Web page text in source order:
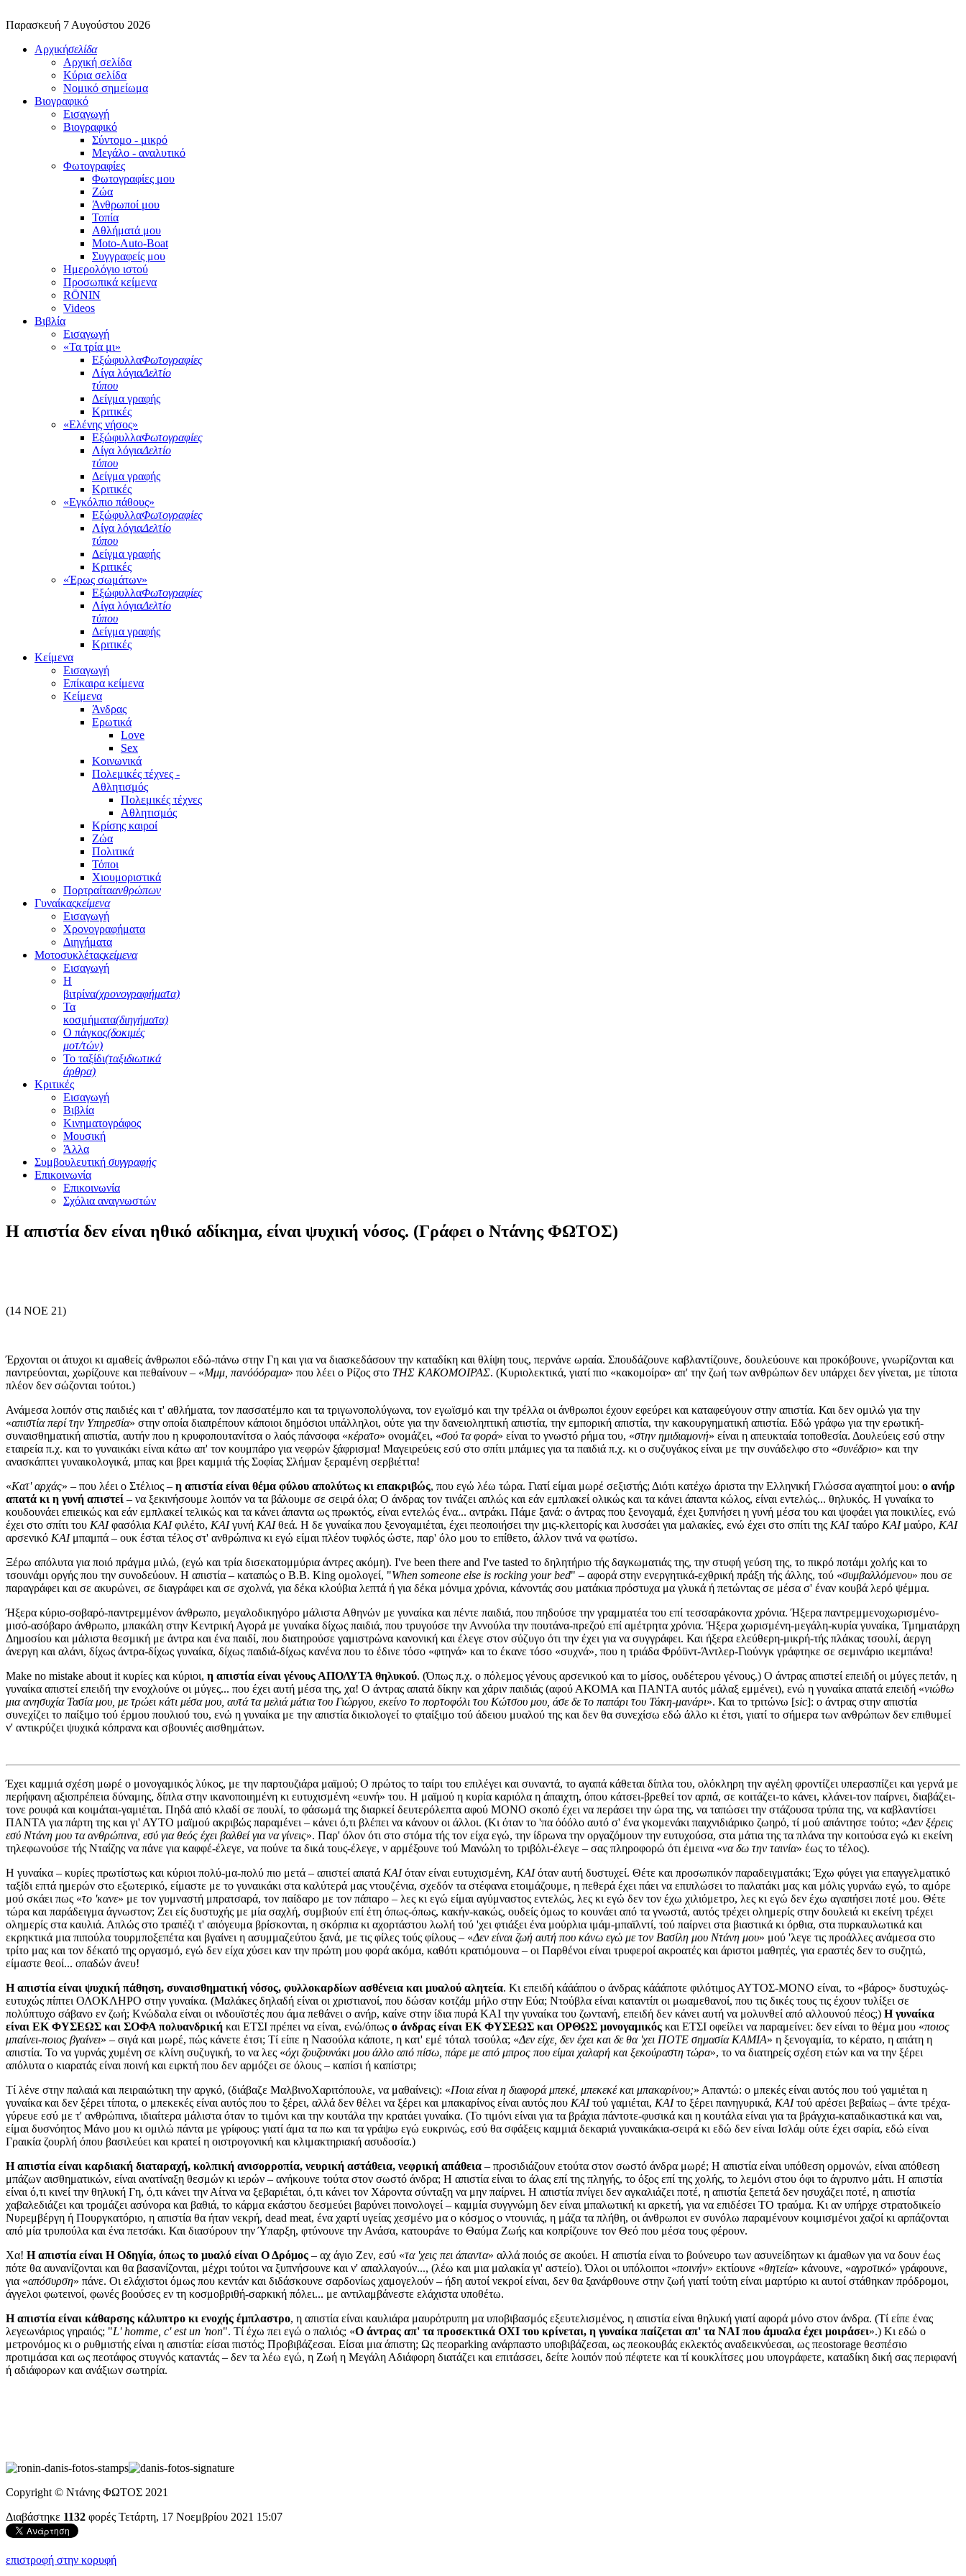
Παρασκευή 7 Αυγούστου 2026
Αρχικήσελίδα
Αρχική σελίδα
Κύρια σελίδα
Νομικό σημείωμα
Βιογραφικό
Εισαγωγή
Βιογραφικό
Σύντομο - μικρό
Μεγάλο - αναλυτικό
Φωτογραφίες
Φωτογραφίες μου
Ζώα
Άνθρωποί μου
Τοπία
Αθλήματά μου
Moto-Auto-Boat
Συγγραφείς μου
Ημερολόγιο ιστού
Προσωπικά κείμενα
RŌNIN
Videos
Βιβλία
Εισαγωγή
«Τα τρία μι»
ΕξώφυλλαΦωτογραφίες
Λίγα λόγιαΔελτίο
τύπου
Δείγμα γραφής
Κριτικές
«Ελένης νήσος»
ΕξώφυλλαΦωτογραφίες
Λίγα λόγιαΔελτίο
τύπου
Δείγμα γραφής
Κριτικές
«Εγκόλπιο πάθους»
ΕξώφυλλαΦωτογραφίες
Λίγα λόγιαΔελτίο
τύπου
Δείγμα γραφής
Κριτικές
«Έρως σωμάτων»
ΕξώφυλλαΦωτογραφίες
Λίγα λόγιαΔελτίο
τύπου
Δείγμα γραφής
Κριτικές
Κείμενα
Εισαγωγή
Επίκαιρα κείμενα
Κείμενα
Άνδρας
Ερωτικά
Love
Sex
Κοινωνικά
Πολεμικές τέχνες -
Αθλητισμός
Πολεμικές τέχνες
Αθλητισμός
Κρίσης καιροί
Ζώα
Πολιτικά
Τόποι
Χιουμοριστικά
Πορτραίταανθρώπων
Γυναίκαςκείμενα
Εισαγωγή
Χρονογραφήματα
Διηγήματα
Μοτοσυκλέταςκείμενα
Εισαγωγή
Η
βιτρίνα(χρονογραφήματα)
Τα
κοσμήματα(διηγήματα)
Ο πάγκος(δοκιμές
μοτ/τών)
Το ταξίδι(ταξιδιωτικά
άρθρα)
Κριτικές
Εισαγωγή
Βιβλία
Κινηματογράφος
Μουσική
Άλλα
Συμβουλευτική συγγραφής
Επικοινωνία
Επικοινωνία
Σχόλια αναγνωστών
Η απιστία δεν είναι ηθικό αδίκημα, είναι ψυχική νόσος. (Γράφει ο Ντάνης ΦΩΤΟΣ)
(14 NOE 21)
Έρχονται οι άτυχοι κι αμαθείς άνθρωποι εδώ-πάνω στην Γη και για να διασκεδάσουν την καταδίκη και θλίψη τους, περνάνε ωραία. Σπουδάζουνε καβλαντίζουνε, δουλεύουνε και προκόβουνε, γνωρίζονται και
παντρεύονται, χωρίζουνε και πεθαίνουν – «Μμμ, πανόόόραμα» που λέει ο Ρίζος στο ΤΗΣ ΚΑΚΟΜΟΙΡΑΣ. (Κυριολεκτικά, γιατί πιο «κακομοίρα» απ' την ζωή των ανθρώπων δεν υπάρχει δεν γίνεται, με τίποτα
πλέον δεν σώζονται τούτοι.)
Ανάμεσα λοιπόν στις παιδιές και τ' αθλήματα, τον πασσατέμπο και τα τριγωνοπολύγωνα, τον εγωϊσμό και την τρέλλα οι άνθρωποι έχουν εφεύρει και καταφεύγουν στην απιστία. Και δεν ομιλώ για την
«απιστία περί την Υπηρεσία» στην οποία διαπρέπουν κάποιοι δημόσιοι υπάλληλοι, ούτε για την δανειοληπτική απιστία, την εμπορική απιστία, την κακουργηματική απιστία. Εδώ γράφω για την ερωτική-
συναισθηματική απιστία, αυτήν που η κρυφοπουτανίτσα ο λαός πάνσοφα «κέρατο» ονομάζει, «σού τα φορά» είναι το γνωστό ρήμα του, «στην ημιδιαμονή» είναι η απευκταία τοποθεσία. Δουλεύεις εσύ στην
εταιρεία π.χ. και το γυναικάκι είναι κάτω απ' τον κουμπάρο για νεφρών ξάφρισμα! Μαγειρεύεις εσύ στο σπίτι μπάμιες για τα παιδιά π.χ. κι ο συζυγάκος είναι με την συνάδελφο στο «συνέδριο» και την
ανασκάπτει γυναικολογικά, μπας και βρει καμμιά τής Σοφίας Σλήμαν ξεραμένη σερβιέττα!
«Κατ' αρχάς» – που λέει ο Στέλιος – η απιστία είναι θέμα φύλου απολύτως κι επακριβώς, που εγώ λέω τώρα. Γιατί είμαι μωρέ σεξιστής; Διότι κατέχω άριστα την Ελληνική Γλώσσα αγαπητοί μου: ο ανήρ
απατά κι η γυνή απιστεί – να ξεκινήσουμε λοιπόν να τα βάλουμε σε σειρά όλα; Ο άνδρας τον τινάζει απλώς και εάν εμπλακεί ολικώς και τα κάνει άπαντα κώλος, είναι εντελώς... θηλυκός. Η γυναίκα το
κουδουνάει επιεικώς και εάν εμπλακεί τελικώς και τα κάνει άπαντα ως πρωκτός, είναι εντελώς ένα... αντράκι. Πάμε ξανά: ο άντρας που ξενογαμά, έχει ξυπνήσει η γυνή μέσα του και ψοφάει για ποικιλίες, ενώ
έχει στο σπίτι του ΚΑΙφασόλια ΚΑΙφιλέτο, ΚΑΙγυνή ΚΑΙθεά. Η δε γυναίκα που ξενογαμιέται, έχει πεοποιήσει την μις-κλειτορίς και λυσσάει για μαλακίες, ενώ έχει στο σπίτι της ΚΑΙταύρο ΚΑΙμαύρο, ΚΑΙ
αρσενικό ΚΑΙμπαμπά – ουκ έσται τέλος στ' ανθρώπινα κι εγώ είμαι πλέον τυφλός ώστε, παρ' όλο μου το επίθετο, άλλον τινά να φωτίσω.
Ξέρω απόλυτα για ποιό πράγμα μιλώ, (εγώ και τρία δισεκατομμύρια άντρες ακόμη). I've been there and I've tasted το δηλητήριο τής δαγκωματιάς της, την στυφή γεύση της, το πικρό ποτάμι χολής και το
τσουνάμι οργής που την συνοδεύουν. Η απιστία – καταπώς ο B.B. King ομολογεί, "When someone else is rocking your bed" – αφορά στην ενεργητικά-εχθρική πράξη τής άλλης, τού «συμβαλλόμενου» που σε
παραγράφει και σε ακυρώνει, σε διαγράφει και σε σχολνά, για δέκα κλούβια λεπτά ή για δέκα μόνιμα χρόνια, κάνοντάς σου ματάκια πρόστυχα μα γλυκά ή πετώντας σε μέσα σ' έναν κουβά λερό ψέμμα.
Ήξερα κύριο-σοβαρό-παντρεμμένον άνθρωπο, μεγαλοδικηγόρο μάλιστα Αθηνών με γυναίκα και πέντε παιδιά, που πηδούσε την γραμματέα του επί τεσσαράκοντα χρόνια. Ήξερα παντρεμμενοχωρισμένο-
μισό-ασόβαρο άνθρωπο, μπακάλη στην Κεντρική Αγορά με γυναίκα δίχως παιδιά, που τρυγούσε την Αννούλα την πουτάνα-πρεζού επί αμέτρητα χρόνια. Ήξερα χωρισμένη-μεγάλη-κυρία γυναίκα, Τμηματάρχη
Δημοσίου και μάλιστα θεσμική με άντρα και ένα παιδί, που διατηρούσε γαμιστρώνα κανονική και έλεγε στον σύζυγο ότι την έχει για να συγγράφει. Και ήξερα ελεύθερη-μικρή-τής πλάκας τσουλί, άεργη
άνεργη και αλάνι, δίχως άντρα-δίχως γυναίκα, δίχως παιδιά-δίχως κανένα που το έδινε τόσο «φτηνά» και το έκανε τόσο «συχνά», που η τριάδα Φρόϋντ-Άντλερ-Γιούνγκ γράφτηκε σε σεμινάριο ικεμπάνα!
Make no mistake about it κυρίες και κύριοι, η απιστία είναι γένους ΑΠΟΛΥΤΑ θηλυκού. (Όπως π.χ. ο πόλεμος γένους αρσενικού και το μίσος, ουδέτερου γένους.) Ο άντρας απιστεί επειδή οι μύγες πετάν, η
γυναίκα απιστεί επειδή την ενοχλούνε οι μύγες... που έχει αυτή μέσα της, χα! Ο άντρας απατά δίκην και χάριν παιδιάς (αφού ΑΚΟΜΑ και ΠΑΝΤΑ αυτός μάλαξ εμμένει), ενώ η γυναίκα απατά επειδή «νιώθω
μια ανησυχία Τασία μου, με τρώει κάτι μέσα μου, αυτά τα μελιά μάτια του Γιώργου, εκείνο το πορτοφόλι του Κώτσου μου, άσε δε το παπάρι του Τάκη-μανάρι». Και το τριτώνω [sic]: ο άντρας στην απιστία
συνεχίζει το παίξιμο τού έρμου πουλιού του, ενώ η γυναίκα με την απιστία δικιολογεί το φταίξιμο τού άδειου μυαλού της και δεν θα συνεχίσω εδώ άλλο κι έτσι, γιατί το σήμερα των ανθρώπων δεν επιθυμεί
ν' αντικρύζει ψυχικά κόπρανα και σβουνιές αισθημάτων.
Έχει καμμιά σχέση μωρέ ο μονογαμικός λύκος, με την παρτουζιάρα μαϊμού; Ο πρώτος το ταίρι του επιλέγει και συναντά, το αγαπά κάθεται δίπλα του, ολόκληρη την αγέλη φροντίζει υπερασπίζει και γερνά με
περήφανη αξιοπρέπεια δύναμης, δίπλα στην ικανοποιημένη κι ευτυχισμένη «ευνή» του. Η μαϊμού η κυρία καριόλα η άπαιχτη, όπου κάτσει-βρεθεί τον αρπά, σε κοιτάζει-το κάνει, κλάνει-τον παίρνει, διαβάζει-
τονε ρουφά και κοιμάται-γαμιέται. Πηδά από κλαδί σε πουλί, το φάσωμά της διαρκεί δευτερόλεπτα αφού ΜΟΝΟ σκοπό έχει να περάσει την ώρα της, να ταπώσει την στάζουσα τρύπα της, να καβλαντίσει
ΠΑΝΤΑ για πάρτη της και γι' ΑΥΤΟ μαϊμού ακριβώς παραμένει – κάνει ό,τι βλέπει να κάνουν οι άλλοι. (Κι όταν το 'πα όόόλο αυτό σ' ένα γκομενάκι παιχνιδιάρικο ζωηρό, τί μού απάντησε τούτο; «Δεν ξέρεις
εσύ Ντάνη μου τα ανθρώπινα, εσύ για θεός έχει βαλθεί για να γίνεις». Παρ' όλον ότι στο στόμα τής τον είχα εγώ, την ίδρωνα την οργαζόμουν την ευτυχούσα, στα μάτια της τα πλάνα την κοιτούσα εγώ κι εκείνη
τηλεφωνούσε τής Νταίζης να πάνε για καφφέ-έλεγε, να πούνε τα δικά τους-έλεγε, ν αρμέξουνε τού Μανώλη το τριβόλι-έλεγε – σας πληροφορώ ότι έμεινα «να δω την ταινία» έως το τέλος).
Η γυναίκα – κυρίες πρωτίστως και κύριοι πολύ-μα-πολύ πιο μετά – απιστεί απατά ΚΑΙόταν είναι ευτυχισμένη, ΚΑΙόταν αυτή δυστυχεί. Θέτε και προσωπικόν παραδειγματάκι; Έχω φύγει για επαγγελματικό
ταξίδι επτά ημερών στο εξωτερικό, είμαστε με το γυναικάκι στα καλύτερά μας ντουζένια, σχεδόν τα στέφανα ετοιμάζουμε, η πεθερά έχει πάει να επιπλώσει το παλατάκι μας και μόλις γυρνάω εγώ, το αμόρε
μού σκάει πως «το 'κανε» με τον γυμναστή μπρατσαρά, τον παίδαρο με τον πάπαρο – λες κι εγώ είμαι αγύμναστος εντελώς, λες κι εγώ δεν τον έχω χιλιόμετρο, λες κι εγώ δεν έχω αγαπήσει ποτέ μου. Θέτε
τώρα και παράδειγμα άγνωστον; Ζει είς δυστυχής με μία σαχλή, συμβιούν επί έτη όπως-όπως, κακήν-κακώς, ουδείς όμως το κουνάει από τα γνωστά, αυτός τρέχει ολημερίς στην δουλειά κι εκείνη τρέχει
ολημερίς στα καυλιά. Απλώς στο τραπέζι τ' απόγευμα βρίσκονται, η σκόρπια κι αχορτάστου λωλή τού 'χει φτιάξει ένα μούρλια ιμάμ-μπαϊλντί, τού παίρνει στα βιαστικά κι όρθια, στα πυρκαυλωτικά και
εκρηκτικά μια πιπούλα τουρμποξεπέτα και βγαίνει η ασυμμαζεύτου ξανά, με τις φίλες τούς φίλους – «Δεν είναι ζωή αυτή που κάνω εγώ με τον Βασίλη μου Ντάνη μου» μού 'λεγε τις προάλλες ανάμεσα στο
τρίτο μας και τον δέκατό της οργασμό, εγώ δεν είχα χύσει καν την πρώτη μου φορά ακόμα, καθότι κρατιόμουνα – οι Παρθένοι είναι τρυφεροί ακροατές και άριστοι μαθητές, για εραστές δεν το συζητώ,
είμαστε θεοί... οπαδών άνευ!
Η απιστία είναι ψυχική πάθηση, συναισθηματική νόσος, φυλλοκαρδίων ασθένεια και μυαλού αλητεία. Κι επειδή κάάάπου ο άνδρας κάάάποτε φιλότιμος ΑΥΤΟΣ-ΜΟΝΟ είναι, το «βάρος» δυστυχώς-
ευτυχώς πίπτει ΟΛΟΚΛΗΡΟ στην γυναίκα. (Μαλάκες δηλαδή είναι οι χριστιανοί, που δώσαν κοτζάμ μήλο στην Εύα; Ντούβλα είναι καταντίπ οι μωαμεθανοί, που τις δικές τους τις έχουν τυλίξει σε
πολύπτυχο σάβανο εν ζωή; Κνώδαλα είναι οι ινδουϊστές που άμα πεθάνει ο ανήρ, καίνε στην ίδια πυρά ΚΑΙ την γυναίκα του ζωντανή, επειδή δεν κάνει αυτή να μολυνθεί από αλλουνού πέος;) Η γυναίκα
είναι ΕΚ ΦΥΣΕΩΣ και ΣΟΦΑ πολυανδρική και ΕΤΣΙ πρέπει να είναι, ενώ/όπως ο άνδρας είναι ΕΚ ΦΥΣΕΩΣ και ΟΡΘΩΣ μονογαμικός και ΕΤΣΙ οφείλει να παραμείνει: δεν είναι το θέμα μου «ποιος
μπαίνει-ποιος βγαίνει» – σιγά και μωρέ, πώς κάνετε έτσι; Τί είπε η Νασούλα κάποτε, η κατ' εμέ τόταλ τσούλα; «Δεν είχε, δεν έχει και δε θα 'χει ΠΟΤΕ σημασία ΚΑΜΙΑ» η ξενογαμία, το κέρατο, η απάτη η
απιστία. Το να γυρνάς χυμένη σε κλίνη συζυγική, το να λες «όχι ζουζουνάκι μου άλλο από πίσω, πάρε με από μπρος που είμαι χαλαρή και ξεκούραστη τώρα», το να διατηρείς σχέση ετών και να την ξέρει
απόλυτα ο κιαρατάς είναι ποινή και ειρκτή που δεν αρμόζει σε όλους – καπίσι ή καπίστρι;
Τί λένε στην παλαιά και πειραιώτικη την αργκό, (διάβαζε ΜαλβινοΧαριτόπουλε, να μαθαίνεις): «Ποια είναι η διαφορά μπεκέ, μπεκεκέ και μπακαρίνου;» Απαντώ: ο μπεκές είναι αυτός που τού γαμιέται η
γυναίκα και δεν ξέρει τίποτα, ο μπεκεκές είναι αυτός που το ξέρει, αλλά δεν θέλει να ξέρει και μπακαρίνος είναι αυτός που ΚΑΙτού γαμιέται, ΚΑΙτο ξέρει πανηγυρικά, ΚΑΙτού αρέσει βεβαίως – άντε τρέχα-
γύρευε εσύ με τ' ανθρώπινα, ιδιαίτερα μάλιστα όταν το τιμόνι και την κουτάλα την κρατάει γυναίκα. (Το τιμόνι είναι για τα βράχια πάντοτε-φυσικά και η κουτάλα είναι για τα βράγχια-καταδικαστικά και ναι,
είμαι δυσνόητος Μάνο μου κι ομιλώ πάντα με γρίφους: γιατί άμα τα πω και τα γράψω εγώ ευκρινώς, εσύ θα σφάξεις καμμιά δεκαριά γυναικάκια-σειρά κι εδώ δεν είναι Ισλάμ ούτε έχει σαρία, εδώ είναι
Γραικία ζουρλή όπου βασιλεύει και κρατεί η οιστρογονική και κλιμακτηριακή ασυδοσία.)
Η απιστία είναι καρδιακή διαταραχή, κολπική ανισορροπία, νευρική αστάθεια, νεφρική απάθεια – προσιδιάζουν ετούτα στον σωστό άνδρα μωρέ; Η απιστία είναι υπόθεση ορμονών, είναι απόθεση
μπάζων αισθηματικών, είναι ανατίναξη θεσμών κι ιερών – ανήκουνε τούτα στον σωστό άνδρα; Η απιστία είναι το άλας επί της πληγής, το όξος επί της χολής, το λεμόνι στου όφι το άγρυπνο μάτι. Η απιστία
είναι ό,τι κινεί την θηλυκή Γη, ό,τι κάνει την Αίτνα να ξεβαριέται, ό,τι κάνει τον Χάροντα σύνταξη να μην παίρνει. Η απιστία πνίγει δεν αγκαλιάζει ποτέ, η απιστία ξεπετά δεν ησυχάζει ποτέ, η απιστία
χαβαλεδιάζει και τρομάζει ασύνορα και βαθιά, το κάρμα εκάστου δεσμεύει βαρύνει ποινολογεί – καμμία συγγνώμη δεν είναι μπαλωτική κι αρκετή, για να επιδέσει ΤΟ τραύμα. Κι αν υπήρχε στρατοδικείο
Νυρεμβέργη ή Πουργκατόριο, η απιστία θα ήταν νεκρή, dead meat, ένα χαρτί υγείας χεσμένο μα ο κόσμος ο ντουνιάς, η μάζα τα πλήθη, οι άνθρωποι εν συνόλω παραμένουν κοιμισμένοι χαζοί κι αρπάζονται
από μία τρυπούλα και ένα πετσάκι. Και διασύρουν την Ύπαρξη, φτύνουνε την Ανάσα, κατουράνε το Θαύμα Ζωής και κοπρίζουνε τον Θεό που μέσα τους φέρουν.
Χα! Η απιστία είναι Η Οδηγία, όπως το μυαλό είναι Ο Δρόμος – αχ άγιο Ζεν, εσύ «τα 'χεις πει άπαντα» αλλά ποιός σε ακούει. Η απιστία είναι το βούνευρο των ασυνείδητων κι άμαθων για να δουν έως
πότε θα αυνανίζονται και θα βασανίζονται, μέχρι τούτοι να ξυπνήσουνε και ν' απαλλαγούν..., (λέω και μια μαλακία γι' αστείο). Όλοι οι υπόλοιποι «ποινήν» εκτίουνε «θητεία» κάνουνε, «αγροτικό» γράφουνε,
για «απόσυρση» πάνε. Οι ελάχιστοι όμως που κεντάν και διδάσκουνε σαρδονίως χαμογελούν – ήδη αυτοί νεκροί είναι, δεν θα ξανάρθουνε στην ζωή γιατί τούτη είναι μαρτύριο κι αυτοί στάθηκαν πρόδρομοι,
άγγελοι φωτεινοί, φωνές βοούσες εν τη κοσμοβριθή-σαρκική πόλει... με αντιλαμβάνεστε ελάχιστα υποθέτω.
Η απιστία είναι κάθαρσης κάλυπτρο κι ενοχής έμπλαστρο, η απιστία είναι καυλιάρα μαυρότρυπη μα υποβιβασμός εξευτελισμένος, η απιστία είναι θηλυκή γιατί αφορά μόνο στον άνδρα. (Τί είπε ένας
λεγεωνάριος γηραιός; "L' homme, c' est un 'non". Τί έχω πει εγώ ο παλιός; «Ο άντρας απ' τα προσεκτικά ΟΧΙ του κρίνεται, η γυναίκα παίζεται απ' τα ΝΑΙ που άμυαλα έχει μοιράσει».) Κι εδώ ο
μετρονόμος κι ο ρυθμιστής είναι η απιστία: είσαι πιστός; Προβιβάζεσαι. Είσαι μια άπιστη; Ως πεοparking ανάρπαστο υποβιβάζεσαι, ως πεοκουβάς εκλεκτός αναδεικνύεσαι, ως πεοstorage θεσπέσιο
προτιμάσαι και ως πεοτάφος στυγνός καταντάς – δεν τα λέω εγώ, η Ζωή η Μεγάλη Αδιάφορη διατάζει και επιτάσσει, δείτε λοιπόν πού πέφτετε και τί κουκλίτσες μου υπογράφετε, καταδίκη δική σας περιφανή
ή αδιάφορων και ανάξιων σωτηρία.
Copyright © Ντάνης ΦΩΤΟΣ 2021
Διαβάστηκε 1132 φορές Τετάρτη, 17 Νοεμβρίου 2021 15:07
επιστροφή στην κορυφή